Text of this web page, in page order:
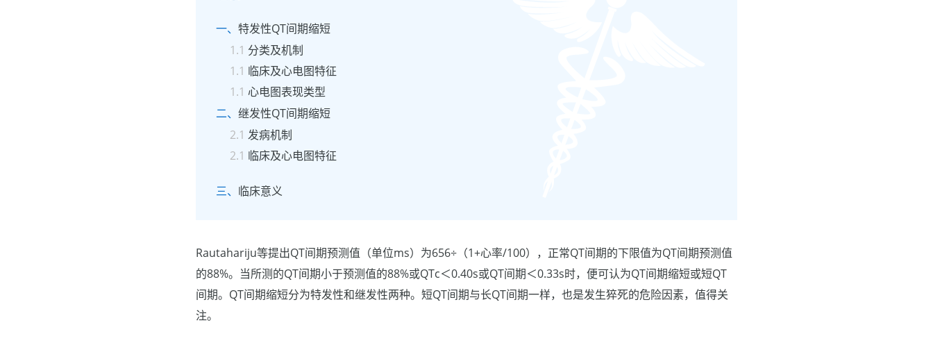
特发性QT间期缩短
分类及机制
临床及心电图特征
心电图表现类型
继发性QT间期缩短
发病机制
临床及心电图特征
临床意义
Rautahariju等提出QT间期预测值（单位ms）为656÷（1+心率/100），正常QT间期的下限值为QT间期预测值
的88%。当所测的QT间期小于预测值的88%或QTc＜0.40s或QT间期＜0.33s时，便可认为QT间期缩短或短QT
间期。QT间期缩短分为特发性和继发性两种。短QT间期与长QT间期一样，也是发生猝死的危险因素，值得关
注。